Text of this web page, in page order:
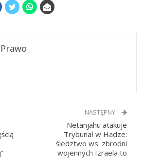
NASTĘPNY
Netanjahu atakuje
Trybunał w Hadze:
śledztwo ws. zbrodni
wojennych Izraela to